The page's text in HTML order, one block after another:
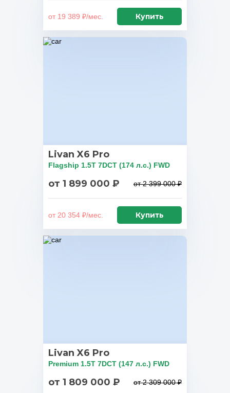
от 19 389 ₽/мес. Купить
Livan X6 Pro
Flagship 1.5T 7DCT (174 л.с.) FWD
от 1 899 000 ₽ от 2 399 000 ₽
от 20 354 ₽/мес. Купить
Livan X6 Pro
Premium 1.5T 7DCT (147 л.с.) FWD
от 1 809 000 ₽ от 2 309 000 ₽